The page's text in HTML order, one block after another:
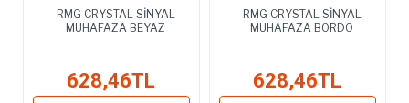
RMG CRYSTAL SİNYAL
MUHAFAZA BEYAZ
628,46TL
RMG CRYSTAL SİNYAL
MUHAFAZA BORDO
628,46TL